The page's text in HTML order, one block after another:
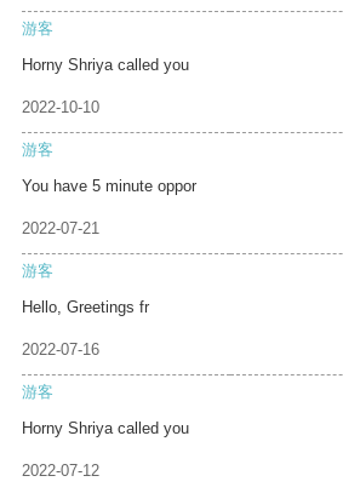
游客
Horny Shriya called you
2022-10-10
游客
You have 5 minute oppor
2022-07-21
游客
Hello, Greetings fr
2022-07-16
游客
Horny Shriya called you
2022-07-12